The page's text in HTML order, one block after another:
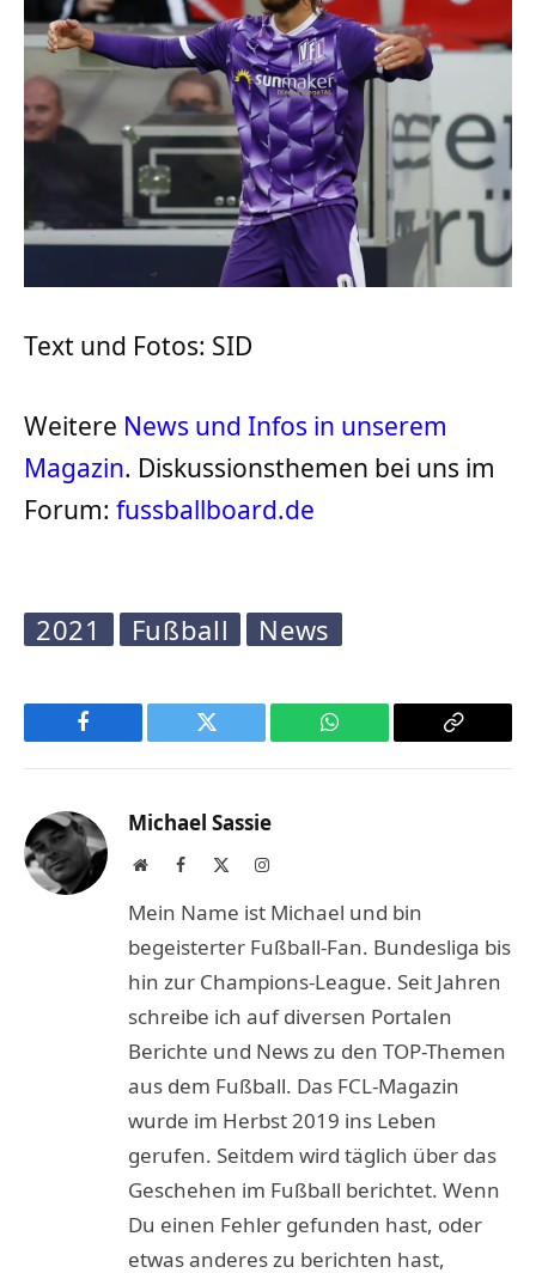
Text und Fotos: SID
Weitere News und Infos in unserem
Magazin. Diskussionsthemen bei uns im
Forum: fussballboard.de
2021 Fußball News
Facebook Twitter WhatsApp
Copy
Michael Sassie
WebsiteFacebook Instagram
Mein Name ist Michael und bin
begeisterter Fußball-Fan. Bundesliga bis
hin zur Champions-League. Seit Jahren
schreibe ich auf diversen Portalen
Berichte und News zu den TOP-Themen
aus dem Fußball. Das FCL-Magazin
wurde im Herbst 2019 ins Leben
gerufen. Seitdem wird täglich über das
Geschehen im Fußball berichtet. Wenn
Du einen Fehler gefunden hast, oder
etwas anderes zu berichten hast,